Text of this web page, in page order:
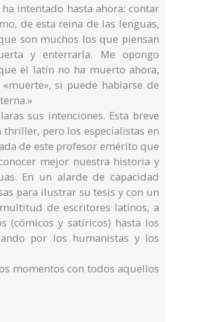
intentado hasta ahora: contar
de esta reina de las lenguas,
son muchos los que piensan
y enterrarla. Me opongo
el latín no ha muerto ahora,
si puede hablarse de
sus intenciones. Esta breve
pero los especialistas en
de este profesor emérito que
mejor nuestra historia y
En un alarde de capacidad
para ilustrar su tesis y con un
de escritores latinos, a
(cómicos y satíricos) hasta los
por los humanistas y los
momentos con todos aquellos